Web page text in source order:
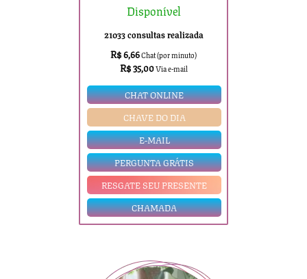
Disponível
21033 consultas realizada
R$ 6,66Chat (por minuto)
R$ 35,00Via e-mail
CHAT ONLINE
CHAVE DO DIA
E-MAIL
PERGUNTA GRÁTIS
RESGATE SEU PRESENTE
CHAMADA